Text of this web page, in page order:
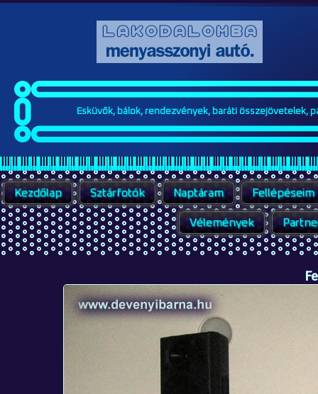
Esküvők, bálok, rendezvények, baráti összejövetelek,
Kezdőlap Sztárfotók Naptáram Fellépéseim
Vélemények